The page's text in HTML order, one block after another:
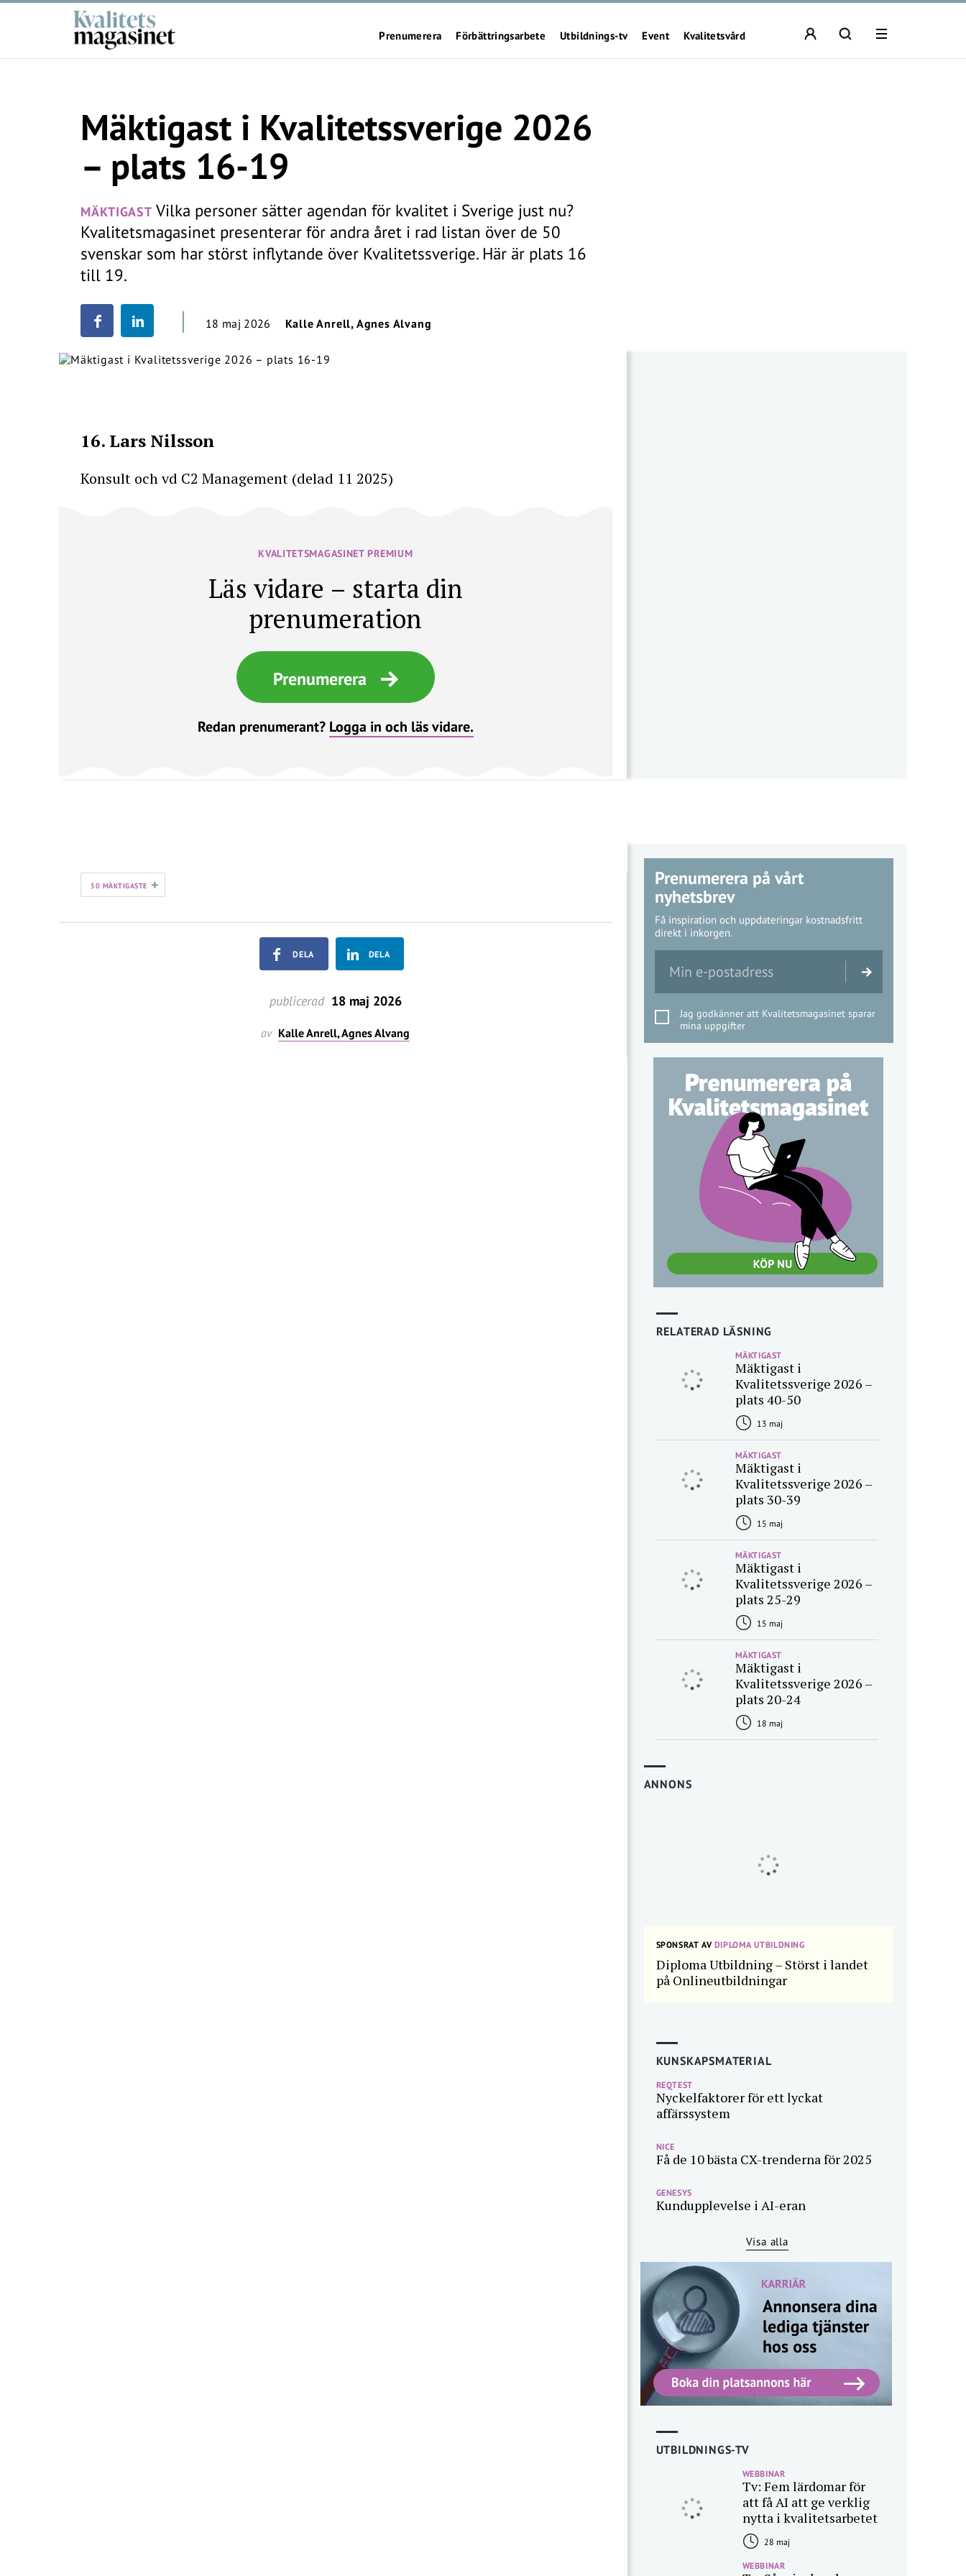
Prenumerera Förbättringsarbete Utbildnings-tv Event Kvalitetsvård
Mäktigast i Kvalitetssverige 2026
– plats 16-19
MÄKTIGAST Vilka personer sätter agendan för kvalitet i Sverige just nu?
Kvalitetsmagasinet presenterar för andra året i rad listan över de 50
svenskar som har störst inflytande över Kvalitetssverige. Här är plats 16
till 19.
18 maj 2026 Kalle Anrell, Agnes Alvang
16. Lars Nilsson
Konsult och vd C2 Management (delad 11 2025)
KVALITETSMAGASINET PREMIUM
Läs vidare – starta din
prenumeration
Prenumerera
Redan prenumerant? Logga in och läs vidare.
50 MÄKTIGASTE +
DELA DELA
publicerad 18 maj 2026
av Kalle Anrell, Agnes Alvang
Prenumerera på vårt
nyhetsbrev
Få inspiration och uppdateringar kostnadsfritt
direkt i inkorgen.
Jag godkänner att Kvalitetsmagasinet sparar
mina uppgifter
RELATERAD LÄSNING
MÄKTIGAST
Mäktigast i
Kvalitetssverige 2026 –
plats 40-50
13 maj
MÄKTIGAST
Mäktigast i
Kvalitetssverige 2026 –
plats 30-39
15 maj
MÄKTIGAST
Mäktigast i
Kvalitetssverige 2026 –
plats 25-29
15 maj
MÄKTIGAST
Mäktigast i
Kvalitetssverige 2026 –
plats 20-24
18 maj
ANNONS
SPONSRAT AVDIPLOMA UTBILDNING
Diploma Utbildning – Störst i landet
på Onlineutbildningar
KUNSKAPSMATERIAL
REQTEST
Nyckelfaktorer för ett lyckat
affärssystem
NICE
Få de 10 bästa CX-trenderna för 2025
GENESYS
Kundupplevelse i AI-eran
Visa alla
UTBILDNINGS-TV
WEBBINAR
Tv: Fem lärdomar för
att få AI att ge verklig
nytta i kvalitetsarbetet
28 maj
WEBBINAR